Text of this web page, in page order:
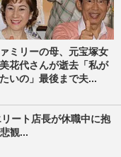
ミリーの母、元宝塚女
花代さんが逝去「私が
いの」最後まで夫...
ート店長が休職中に抱
観...